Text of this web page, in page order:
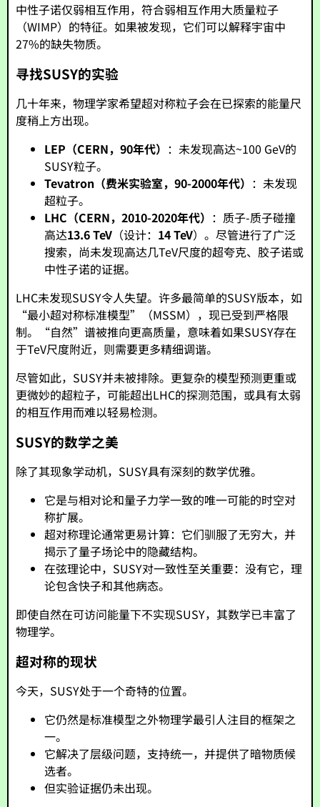
中性子诺仅弱相互作用，符合弱相互作用大质量粒子
（WIMP）的特征。如果被发现，它们可以解释宇宙中
27%的缺失物质。
寻找SUSY的实验
几十年来，物理学家希望超对称粒子会在已探索的能量尺
度稍上方出现。
LEP（CERN，90年代） ：未发现高达~100 GeV的
SUSY粒子。
Tevatron（费米实验室，90-2000年代） ：未发现
超粒子。
LHC（CERN，2010-2020年代） ：质子-质子碰撞
高达13.6 TeV （设计： 14 TeV）。尽管进行了广泛
搜索，尚未发现高达几TeV尺度的超夸克、胶子诺或
中性子诺的证据。
LHC未发现SUSY令人失望。许多最简单的SUSY版本，如
“最小超对称标准模型”（MSSM），现已受到严格限
制。“自然”谱被推向更高质量，意味着如果SUSY存在
于TeV尺度附近，则需要更多精细调谐。
尽管如此，SUSY并未被排除。更复杂的模型预测更重或
更微妙的超粒子，可能超出LHC的探测范围，或具有太弱
的相互作用而难以轻易检测。
SUSY的数学之美
除了其现象学动机，SUSY具有深刻的数学优雅。
它是与相对论和量子力学一致的唯一可能的时空对
称扩展。
超对称理论通常更易计算：它们驯服了无穷大，并
揭示了量子场论中的隐藏结构。
在弦理论中，SUSY对一致性至关重要：没有它，理
论包含快子和其他病态。
即使自然在可访问能量下不实现SUSY，其数学已丰富了
物理学。
超对称的现状
今天，SUSY处于一个奇特的位置。
它仍然是标准模型之外物理学最引人注目的框架之
一。
它解决了层级问题，支持统一，并提供了暗物质候
选者。
但实验证据仍未出现。